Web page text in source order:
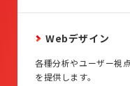
Webデザイン
各種分析やユーザー視
を提供します。